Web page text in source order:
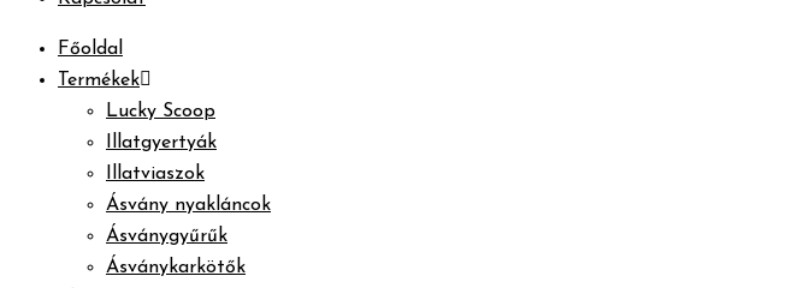
Főoldal
Termékek
Lucky Scoop
Illatgyertyák
Illatviaszok
Ásvány nyakláncok
Ásványgyűrűk
Ásványkarkötők